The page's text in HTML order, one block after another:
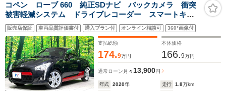
コペン ローブ 660 純正SDナビ バックカメラ 衝突
被害軽減システム ドライブレコーダー スマートキ
ー LEDヘッド 純正16インチアルミホイール オー
トライト オートエアコン Bluetooth CD DVD再生
販売店保証 車両品質評価書付 購入プラン付 オンライン相談可 360°画像付
支払総額
174.9万円
本体価格
166.9万円
通常ローン 月々 13,900円
年式 2020年 走行 1.8万km